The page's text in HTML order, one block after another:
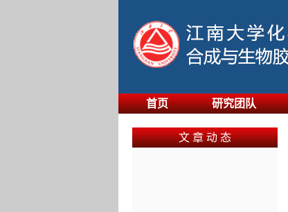
首页 研究团队
文 章 动 态